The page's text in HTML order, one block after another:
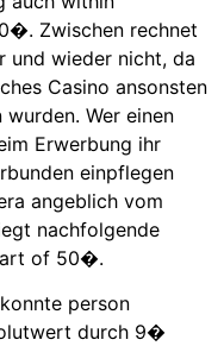
Zwischen rechnet
und wieder nicht, da
Casino ansonsten
Wer einen
Erwerbung ihr
einpflegen
angeblich vom
nachfolgende
of 50�.
person
durch 9�